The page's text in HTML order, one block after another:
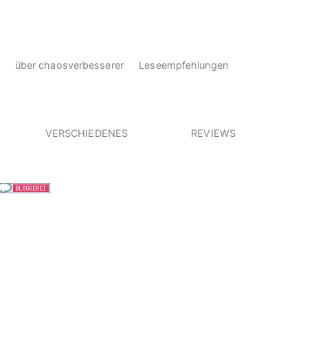
über chaosverbesserer Leseempfehlungen
VERSCHIEDENES REVIEWS